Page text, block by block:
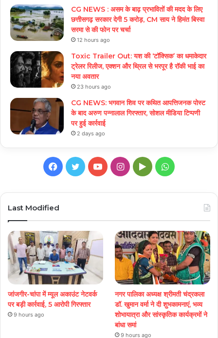
CG NEWS : असम के बाढ़ प्रभावितों की मदद के लिए
छत्तीसगढ़ सरकार देगी 5 करोड़, CM साय ने हिमंत बिस्वा
सरमा से की फोन पर चर्चा
12 hours ago
Toxic Trailer Out: यश की ‘टॉक्सिक’ का धमाकेदार
ट्रेलर रिलीज, एक्शन और थ्रिल से भरपूर है रॉकी भाई का
नया अवतार
23 hours ago
CG NEWS: भगवान शिव पर कथित आपत्तिजनक पोस्ट
के बाद अरुण पन्नालाल गिरफ्तार, सोशल मीडिया टिप्पणी
पर हुई कार्रवाई
2 days ago
Facebook
TwitterYouTubeInstagram
GoogleWhatsApp
Last Modified
जांजगीर-चांपा में म्यूल अकाउंट नेटवर्क
पर बड़ी कार्रवाई, 5 आरोपी गिरफ्तार
9 hours ago
नगर पालिका अध्यक्ष श्रीमती चंद्रकला
डॉ. खुमान वर्मा ने दी शुभकामनाएं, भव्य
शोभायात्रा और सांस्कृतिक कार्यक्रमों ने
बांधा समां
9 hours ago